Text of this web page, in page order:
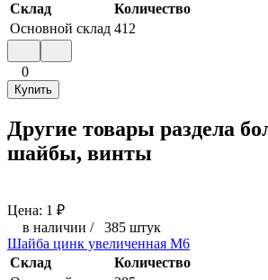
Склад
Количество
Основной склад 412
0
Купить
Другие товары раздела
шайбы, винты
Цена: 1 ₽
в наличии / 385 штук
Шайба цинк увеличенная М6
Склад
Количество